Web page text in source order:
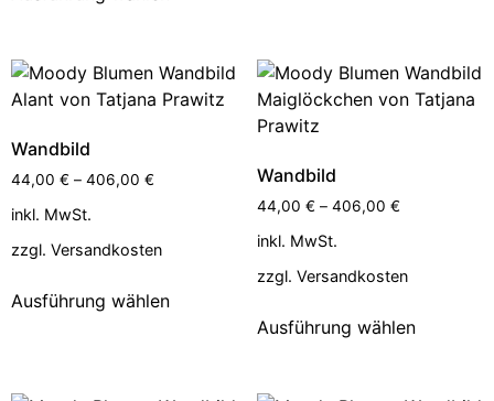
Wandbild
44,00 € – 406,00 €
inkl. MwSt.
zzgl. Versandkosten
Ausführung wählen
Wandbild
44,00 € – 406,00 €
inkl. MwSt.
zzgl. Versandkosten
Ausführung wählen